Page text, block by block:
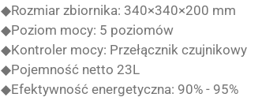
◆Rozmiar zbiornika: 340×340×200 mm
◆Poziom mocy: 5 poziomów
◆Kontroler mocy: Przełącznik czujnikowy
◆Pojemność netto 23L
◆Efektywność energetyczna: 90% - 95%